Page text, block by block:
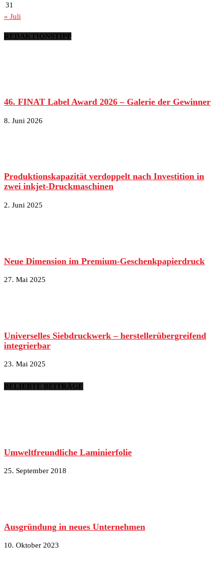
31
« Juli
REDAKTIONSTIPP
46. FINAT Label Award 2026 – Galerie der Gewinner
8. Juni 2026
Produktionskapazität verdoppelt nach Investition in
zwei inkjet-Druckmaschinen
2. Juni 2025
Neue Dimension im Premium-Geschenkpapierdruck
27. Mai 2025
Universelles Siebdruckwerk – herstellerübergreifend
integrierbar
23. Mai 2025
BELIEBTE BEITRÄGE
Umweltfreundliche Laminierfolie
25. September 2018
Ausgründung in neues Unternehmen
10. Oktober 2023